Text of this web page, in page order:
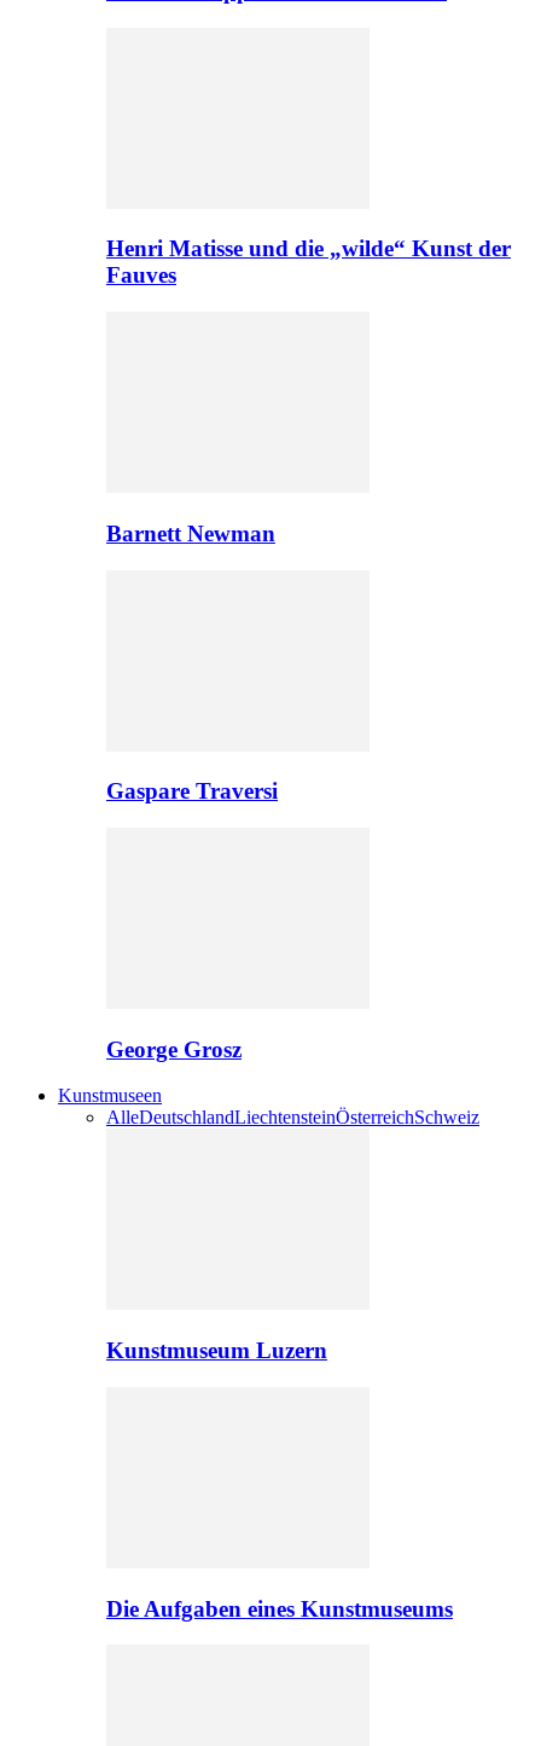
Henri Matisse und die „wilde“ Kunst der
Fauves
Barnett Newman
Gaspare Traversi
George Grosz
Kunstmuseen
AlleDeutschlandLiechtensteinÖsterreichSchweiz
Kunstmuseum Luzern
Die Aufgaben eines Kunstmuseums